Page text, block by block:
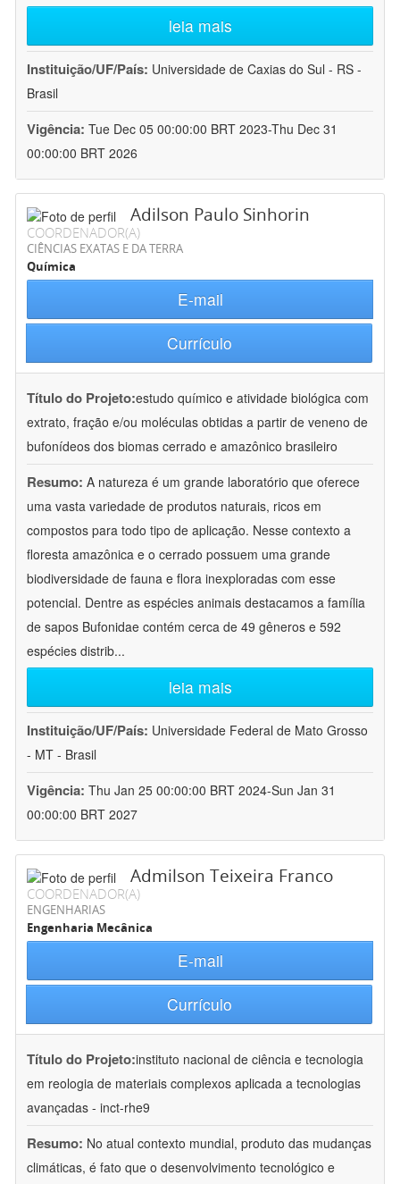
leia mais
Instituição/UF/País: Universidade de Caxias do Sul - RS -
Brasil
Vigência: Tue Dec 05 00:00:00 BRT 2023-Thu Dec 31
00:00:00 BRT 2026
Adilson Paulo Sinhorin
COORDENADOR(A)
CIÊNCIAS EXATAS E DA TERRA
Química
E-mail
Currículo
Título do Projeto:estudo químico e atividade biológica com
extrato, fração e/ou moléculas obtidas a partir de veneno de
bufonídeos dos biomas cerrado e amazônico brasileiro
Resumo: A natureza é um grande laboratório que oferece
uma vasta variedade de produtos naturais, ricos em
compostos para todo tipo de aplicação. Nesse contexto a
floresta amazônica e o cerrado possuem uma grande
biodiversidade de fauna e flora inexploradas com esse
potencial. Dentre as espécies animais destacamos a família
de sapos Bufonidae contém cerca de 49 gêneros e 592
espécies distrib...
leia mais
Instituição/UF/País: Universidade Federal de Mato Grosso
- MT - Brasil
Vigência: Thu Jan 25 00:00:00 BRT 2024-Sun Jan 31
00:00:00 BRT 2027
Admilson Teixeira Franco
COORDENADOR(A)
ENGENHARIAS
Engenharia Mecânica
E-mail
Currículo
Título do Projeto:instituto nacional de ciência e tecnologia
em reologia de materiais complexos aplicada a tecnologias
avançadas - inct-rhe9
Resumo: No atual contexto mundial, produto das mudanças
climáticas, é fato que o desenvolvimento tecnológico e